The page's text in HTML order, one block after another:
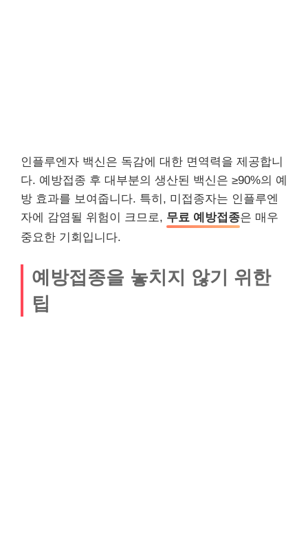
인플루엔자 백신은 독감에 대한 면역력을 제공합니
다. 예방접종 후 대부분의 생산된 백신은 ≥90%의 예
방 효과를 보여줍니다. 특히, 미접종자는 인플루엔
자에 감염될 위험이 크므로, 무료 예방접종은 매우
중요한 기회입니다.
예방접종을 놓치지 않기 위한
팁